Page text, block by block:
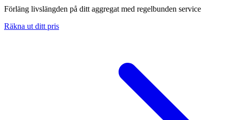
Förläng livslängden på ditt aggregat med regelbunden service
Räkna ut ditt pris